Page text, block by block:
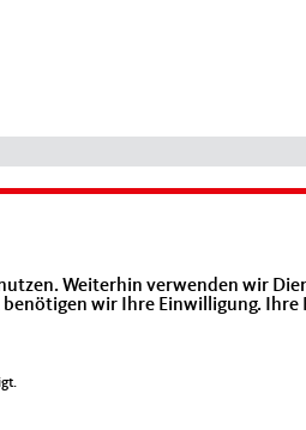
Weiterhin verwenden wir
wir Ihre Einwilligung.